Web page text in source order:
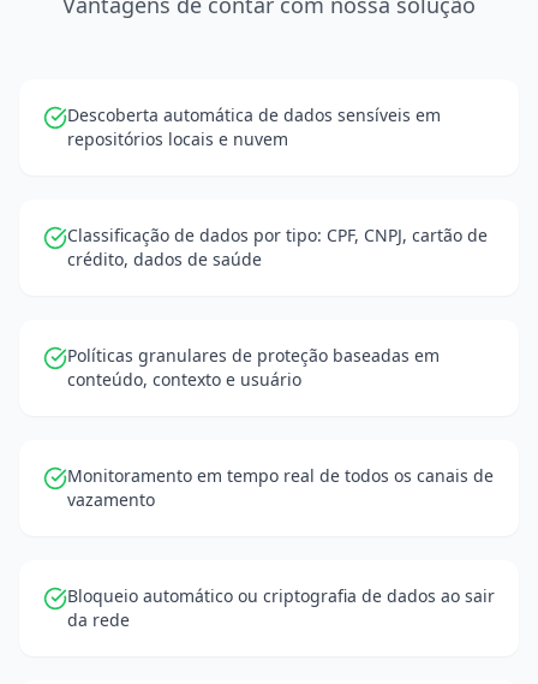
Descoberta automática de dados sensíveis em
repositórios locais e nuvem
Classificação de dados por tipo: CPF, CNPJ, cartão de
crédito, dados de saúde
Políticas granulares de proteção baseadas em
conteúdo, contexto e usuário
Monitoramento em tempo real de todos os canais de
vazamento
Bloqueio automático ou criptografia de dados ao sair
da rede